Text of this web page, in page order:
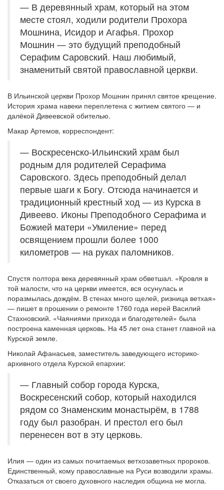
— В деревянный храм, который на этом
месте стоял, ходили родители Прохора
Мошнина, Исидор и Агафья. Прохор
Мошнин — это будущий преподобный
Серафим Саровский. Наш любимый,
знаменитый святой православной церкви.
В Ильинской церкви Прохор Мошнин принял святое крещение.
История храма навеки переплетена с житием святого — и
далёкой Дивеевской обителью.
Макар Артемов, корреспондент:
— Воскресенско-Ильинский храм был
родным для родителей Серафима
Саровского. Здесь преподобный делал
первые шаги к Богу. Отсюда начинается и
традиционный крестный ход — из Курска в
Дивеево. Иконы Преподобного Серафима и
Божией матери «Умиление» перед
освящением прошли более 1000
километров — на руках паломников.
Спустя полтора века деревянный храм обветшал. «Кровля в
той малости, что на церкви имеется, вся осунулась и
поразмылась дождём. В стенах много щелей, ризница ветхая»
— пишет в прошении о ремонте 1760 года иерей Василий
Стахновский. «Чаяниями прихода и благодетелей» была
построена каменная церковь. На 45 лет она станет главной на
Курской земле.
Николай Афанасьев, заместитель заведующего историко-
архивного отдела Курской епархии:
— Главный собор города Курска,
Воскресенский собор, который находился
рядом со Знаменским монастырём, в 1788
году был разобран. И престол его был
перенесен вот в эту церковь.
Илия — один из самых почитаемых ветхозаветных пророков.
Единственный, кому православные на Руси возводили храмы.
Отказаться от своего духовного наследия община не могла.